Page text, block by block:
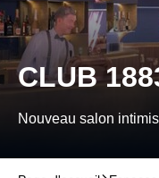
CLUB
Nouveau salon